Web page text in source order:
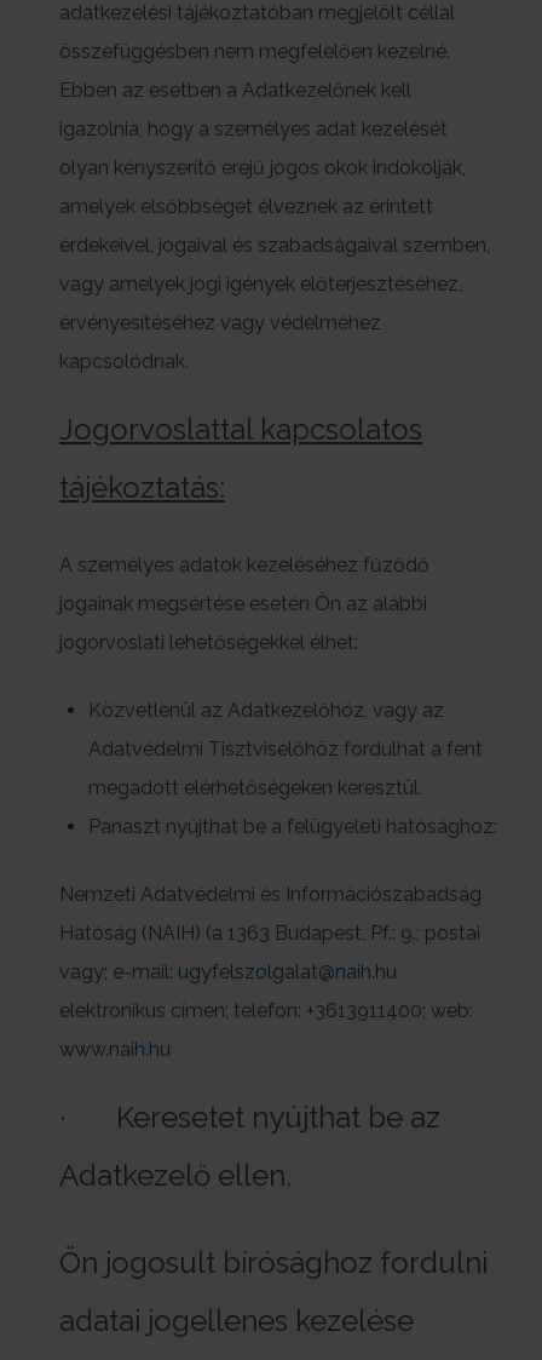
adatkezelési tájékoztatóban megjelölt céllal
összefüggésben nem megfelelően kezelné.
Ebben az esetben a Adatkezelőnek kell
igazolnia, hogy a személyes adat kezelését
olyan kényszerítő erejű jogos okok indokolják,
amelyek elsőbbséget élveznek az érintett
érdekeivel, jogaival és szabadságaival szemben,
vagy amelyek jogi igények előterjesztéséhez,
érvényesítéséhez vagy védelméhez
kapcsolódnak.
Jogorvoslattal kapcsolatos
tájékoztatás:
A személyes adatok kezeléséhez fűződő
jogainak megsértése esetén Ön az alábbi
jogorvoslati lehetőségekkel élhet:
Közvetlenül az Adatkezelőhöz, vagy az
Adatvédelmi Tisztviselőhöz fordulhat a fent
megadott elérhetőségeken keresztül.
Panaszt nyújthat be a felügyeleti hatósághoz:
Nemzeti Adatvédelmi és Információszabadság
Hatóság (NAIH) (a 1363 Budapest, Pf.: 9.; postai
vagy; e-mail: ugyfelszolgalat@naih.hu
elektronikus címen; telefon: +3613911400; web:
www.naih.hu
· Keresetet nyújthat be az
Adatkezelő ellen.
Ön jogosult bírósághoz fordulni
adatai jogellenes kezelése